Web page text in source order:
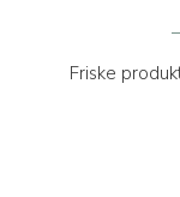
Friske